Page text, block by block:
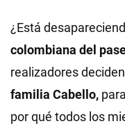
¿Está
colombiana del
realizadores
familia Cabello,
por qué todos los